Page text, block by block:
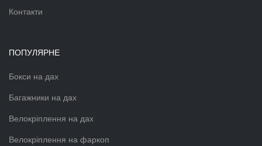
Контакти
ПОПУЛЯРНЕ
Бокси на дах
Багажники на дах
Велокріплення на дах
Велокріплення на фаркоп